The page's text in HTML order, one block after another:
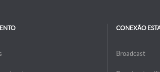
CONEXÃO
Broadcast